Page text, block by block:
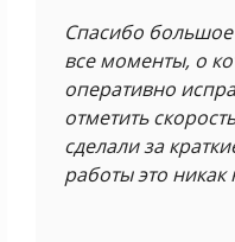
Спасибо
все моменты, о
оперативно
отметить
сделали за
работы это